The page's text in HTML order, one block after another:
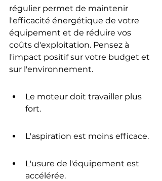
régulier permet de maintenir
l'efficacité énergétique de votre
équipement et de réduire vos
coûts d'exploitation. Pensez à
l'impact positif sur votre budget et
sur l'environnement.
Le moteur doit travailler plus
fort.
L'aspiration est moins efficace.
L'usure de l'équipement est
accélérée.